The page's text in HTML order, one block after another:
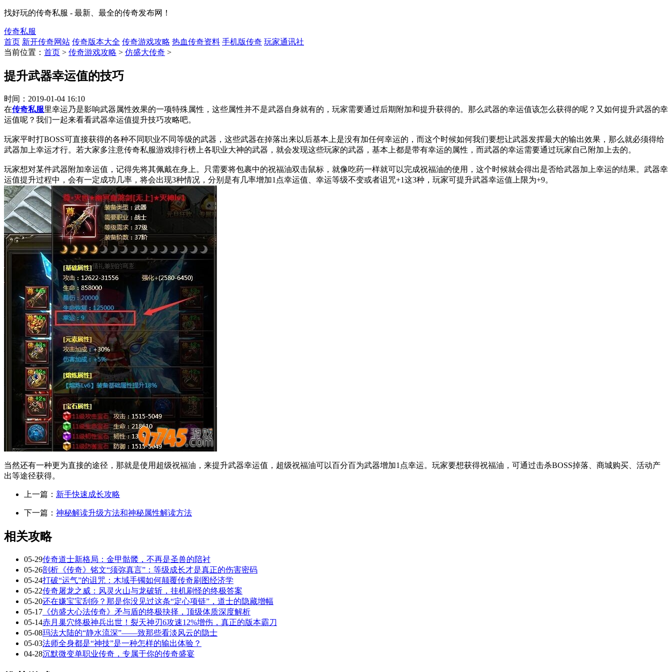
找好玩的传奇私服 - 最新、最全的传奇发布网！
传奇私服
首页 新开传奇网站 传奇版本大全 传奇游戏攻略 热血传奇资料 手机版传奇 玩家通讯社
当前位置： 首页 > 传奇游戏攻略 > 仿盛大传奇 >
提升武器幸运值的技巧
时间： 2019-01-04 16:10
在传奇私服里幸运乃是影响武器属性效果的一项特殊属性，这些属性并不是武器自身就有的，玩家需要通过后期附加和提升获得的。那么武器的幸运值该怎么获得的呢？又如何提升武器的幸
运值呢？我们一起来看看武器幸运值提升技巧攻略吧。
玩家平时打BOSS可直接获得的各种不同职业不同等级的武器，这些武器在掉落出来以后基本上是没有加任何幸运的，而这个时候如何我们要想让武器发挥最大的输出效果，那么就必须得给
武器加上幸运才行。若大家多注意传奇私服游戏排行榜上各职业大神的武器，就会发现这些玩家的武器，基本上都是带有幸运的属性，而武器的幸运需要通过玩家自己附加上去的。
玩家想对某件武器附加幸运值，记得先将其佩戴在身上。只需要将包裹中的祝福油双击鼠标，就像吃药一样就可以完成祝福油的使用，这个时候就会得出是否给武器加上幸运的结果。武器幸
运值提升过程中，会有一定成功几率，将会出现3种情况，分别是有几率增加1点幸运值、幸运等级不变或者诅咒+1这3种，玩家可提升武器幸运值上限为+9。
当然还有一种更为直接的途径，那就是使用超级祝福油，来提升武器幸运值，超级祝福油可以百分百为武器增加1点幸运。玩家要想获得祝福油，可通过击杀BOSS掉落、商城购买、活动产
出等途径获得。
上一篇： 新手快速成长攻略
下一篇： 神秘解读升级方法和神秘属性解读方法
相关攻略
05-29传奇道士新格局：金甲骷髅，不再是圣兽的陪衬
05-26剖析《传奇》铭文“须弥真言”：等级成长才是真正的伤害密码
05-24打破“运气”的诅咒：木域手镯如何颠覆传奇刷图经济学
05-22传奇屠龙之威：风灵火山与龙破斩，挂机刷怪的终极答案
05-20还在嫌宝宝刮痧？那是你没见过这条“定心项链”，道士的隐藏增幅
05-17 《仿盛大心法传奇》矛与盾的终极抉择，顶级体质深度解析
05-14赤月巢穴终极神兵出世！裂天神刃6攻速12%增伤，真正的版本霸刀
05-08玛法大陆的“静水流深”——致那些看淡风云的隐士
05-03法师全身都是“神技”是一种怎样的输出体验？
04-28沉默微变单职业传奇，专属于你的传奇盛宴